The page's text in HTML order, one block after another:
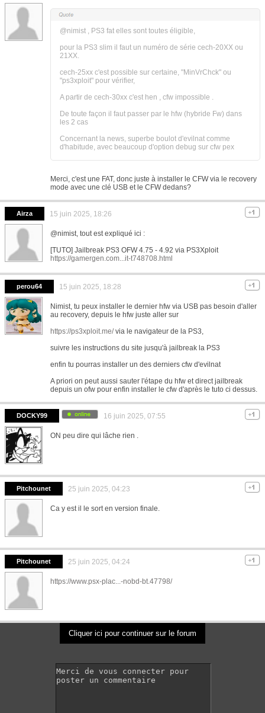
@nimist , PS3 fat elles sont toutes éligible,
pour la PS3 slim il faut un numéro de série cech-20XX ou
21XX.
cech-25xx c'est possible sur certaine, "MinVrChck" ou
"ps3xploit" pour vérifier,
A partir de cech-30xx c'est hen , cfw impossible .
De toute façon il faut passer par le hfw (hybride Fw) dans
les 2 cas
Concernant la news, superbe boulot d'evilnat comme
d'habitude, avec beaucoup d'option debug sur cfw pex
Merci, c'est une FAT, donc juste à installer le CFW via le recovery
mode avec une clé USB et le CFW dedans?
Airza 15 juin 2025, 18:26
@nimist, tout est expliqué ici :
[TUTO] Jailbreak PS3 OFW 4.75 - 4.92 via PS3Xploit
https://gamergen.com...it-t748708.html
perou64 15 juin 2025, 18:28
Nimist, tu peux installer le dernier hfw via USB pas besoin d'aller
au recovery, depuis le hfw juste aller sur
https://ps3xploit.me/via le navigateur de la PS3,
suivre les instructions du site jusqu'à jailbreak la PS3
enfin tu pourras installer un des derniers cfw d'evilnat
A priori on peut aussi sauter l'étape du hfw et direct jailbreak
depuis un ofw pour enfin installer le cfw d'après le tuto ci dessus.
DOCKY99 16 juin 2025, 07:55
ON peu dire qui lâche rien .
Pitchounet 25 juin 2025, 04:23
Ca y est il le sort en version finale.
Pitchounet 25 juin 2025, 04:24
https://www.psx-plac...-nobd-bt.47798/
Cliquer ici pour continuer sur le forum